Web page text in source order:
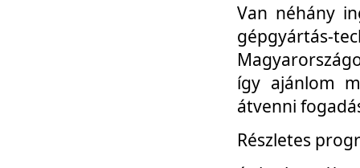
Van néhány
gépgyártás-
így ajánlom
átvenni
Részletes